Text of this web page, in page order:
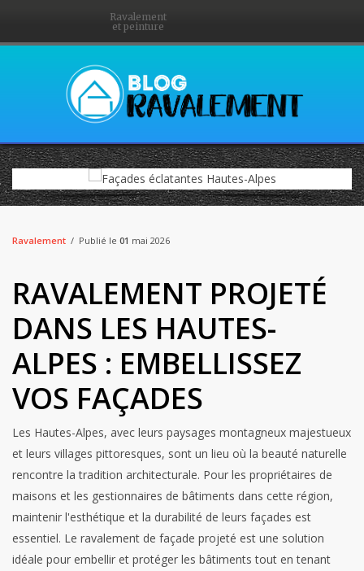
Ravalement
et peinture
Ravalement Publié le 01 mai 2026
RAVALEMENT PROJETÉ
DANS LES HAUTES-
ALPES : EMBELLISSEZ
VOS FAÇADES
Les Hautes-Alpes, avec leurs paysages montagneux majestueux
et leurs villages pittoresques, sont un lieu où la beauté naturelle
rencontre la tradition architecturale. Pour les propriétaires de
maisons et les gestionnaires de bâtiments dans cette région,
maintenir l'esthétique et la durabilité de leurs façades est
essentiel. Le ravalement de façade projeté est une solution
idéale pour embellir et protéger les bâtiments tout en tenant